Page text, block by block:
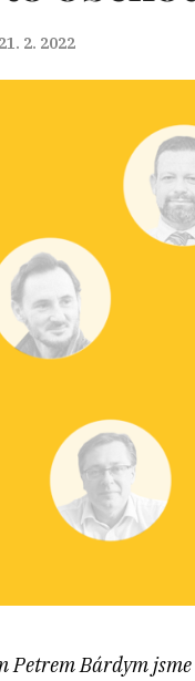
21. 2. 2022
Petrem Bárdym